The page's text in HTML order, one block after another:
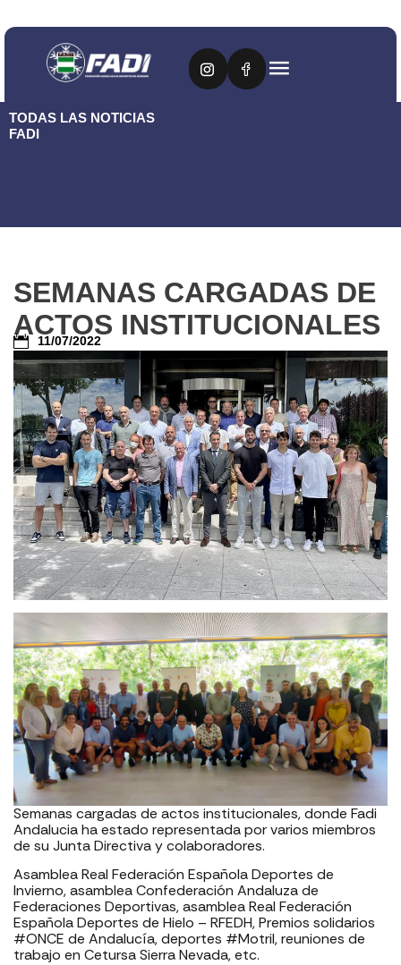
TODAS LAS NOTICIAS
FADI
SEMANAS CARGADAS DE
ACTOS INSTITUCIONALES
11/07/2022
Semanas cargadas de actos institucionales, donde Fadi
Andalucia ha estado representada por varios miembros
de su Junta Directiva y colaboradores.
Asamblea Real Federación Española Deportes de
Invierno, asamblea Confederación Andaluza de
Federaciones Deportivas, asamblea Real Federación
Española Deportes de Hielo – RFEDH, Premios solidarios
#ONCE de Andalucía, deportes #Motril, reuniones de
trabajo en Cetursa Sierra Nevada, etc.